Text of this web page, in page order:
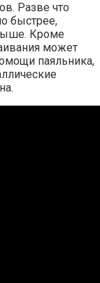
Разве что
быстрее,
Кроме
может
паяльника,